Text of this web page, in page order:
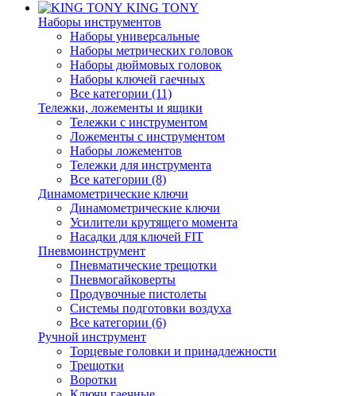
KING TONY
Наборы инструментов
Наборы универсальные
Наборы метрических головок
Наборы дюймовых головок
Наборы ключей гаечных
Все категории (11)
Тележки, ложементы и ящики
Тележки с инструментом
Ложементы с инструментом
Наборы ложементов
Тележки для инструмента
Все категории (8)
Динамометрические ключи
Динамометрические ключи
Усилители крутящего момента
Насадки для ключей FIT
Пневмоинструмент
Пневматические трещотки
Пневмогайковерты
Продувочные пистолеты
Системы подготовки воздуха
Все категории (6)
Ручной инструмент
Торцевые головки и принадлежности
Трещотки
Воротки